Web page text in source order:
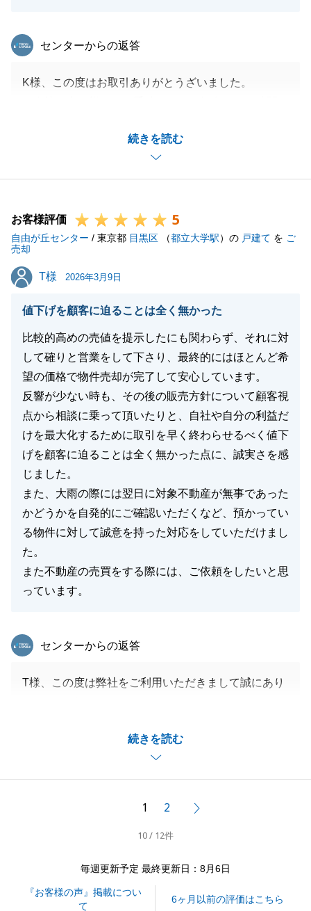
続きを読む
東急リバブル
センターからの返答
K様、この度はお取引ありがとうざいました。
ハードルのあるローン条件、資金繰りでしたが、無事
にご決済を迎えることが出来たのは「K様」、「K様
ご家族」の全面的なサポートのおかげでございます。
今後とも「K様」、「K様ご家族」の不動産のパート
ナーとして、末永くご愛顧賜りますよう、お願い申し
上げます。
この度は本当にありがとうござました。
閉じる
お客様評価 5
自由が丘センター / 東京都 目黒区 （都立大学駅）の 戸建て を ご
売却
T様
T様 2026年3月9日
値下げを顧客に迫ることは全く無かった
比較的高めの売値を提示したにも関わらず、それに対
して確りと営業をして下さり、最終的にはほとんど希
望の価格で物件売却が完了して安心しています。
反響が少ない時も、その後の販売方針について顧客視
点から相談に乗って頂いたりと、自社や自分の利益だ
けを最大化するために取引を早く終わらせるべく値下
げを顧客に迫ることは全く無かった点に、誠実さを感
じました。
また、大雨の際には翌日に対象不動産が無事であった
かどうかを自発的にご確認いただくなど、預かってい
る物件に対して誠意を持った対応をしていただけまし
た。
また不動産の売買をする際には、ご依頼をしたいと思
っています。
続きを読む
東急リバブル
センターからの返答
T様、この度は弊社をご利用いただきまして誠にあり
売活動を行いT様のご協力もあり、
このような良いお取引ができました。
重ねてお礼申し上げます。ありがとうございました。
お忙しい中、何度もお打ち合わせをさせていただき非
また何か不動産に関することでお困りのことがござい
ましたらお気軽にお申し付けください。
1 2
10 / 12件
毎週更新予定 最終更新日：8月6日
『お客様の声』掲載につい
て
6ヶ月以前の評価はこちら